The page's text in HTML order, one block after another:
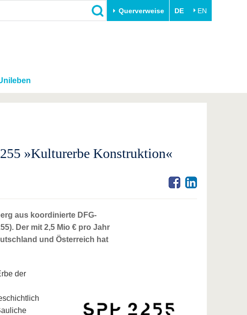
Querverweise DE EN
»Kulturerbe Konstruktion«
aus koordinierte DFG-
Der mit 2,5 Mio € pro Jahr
und Österreich hat
der